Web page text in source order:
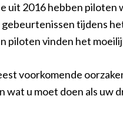
uit 2016 hebben piloten
tijdens
piloten vinden het
voorkomende
wat u moet doen als uw